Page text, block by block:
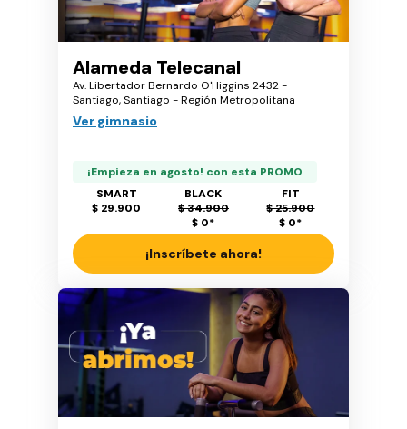
Alameda Telecanal
Av. Libertador Bernardo O'Higgins 2432 -
Santiago, Santiago - Región Metropolitana
Ver gimnasio
¡Empieza en agosto! con esta PROMO
SMART
$ 29.900
BLACK
$ 34.900
$ 0*
FIT
$ 25.900
$ 0*
¡Inscríbete ahora!